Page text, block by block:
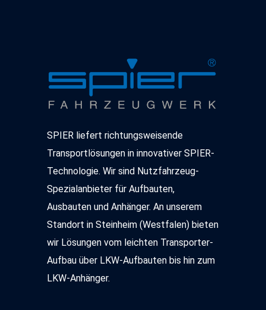
SPIER liefert richtungsweisende
Transportlösungen in innovativer SPIER-
Technologie. Wir sind Nutzfahrzeug-
Spezialanbieter für Aufbauten,
Ausbauten und Anhänger. An unserem
Standort in Steinheim (Westfalen) bieten
wir Lösungen vom leichten Transporter-
Aufbau über LKW-Aufbauten bis hin zum
LKW-Anhänger.